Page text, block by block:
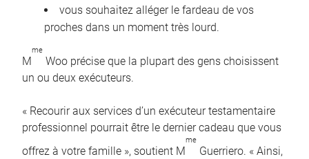
vous souhaitez alléger le fardeau de vos
proches dans un moment très lourd.
M
me
Woo précise que la plupart des gens choisissent
un ou deux exécuteurs.
« Recourir aux services d’un exécuteur testamentaire
professionnel pourrait être le dernier cadeau que vous
offrez à votre famille », soutient M
me
Guerriero. « Ainsi,